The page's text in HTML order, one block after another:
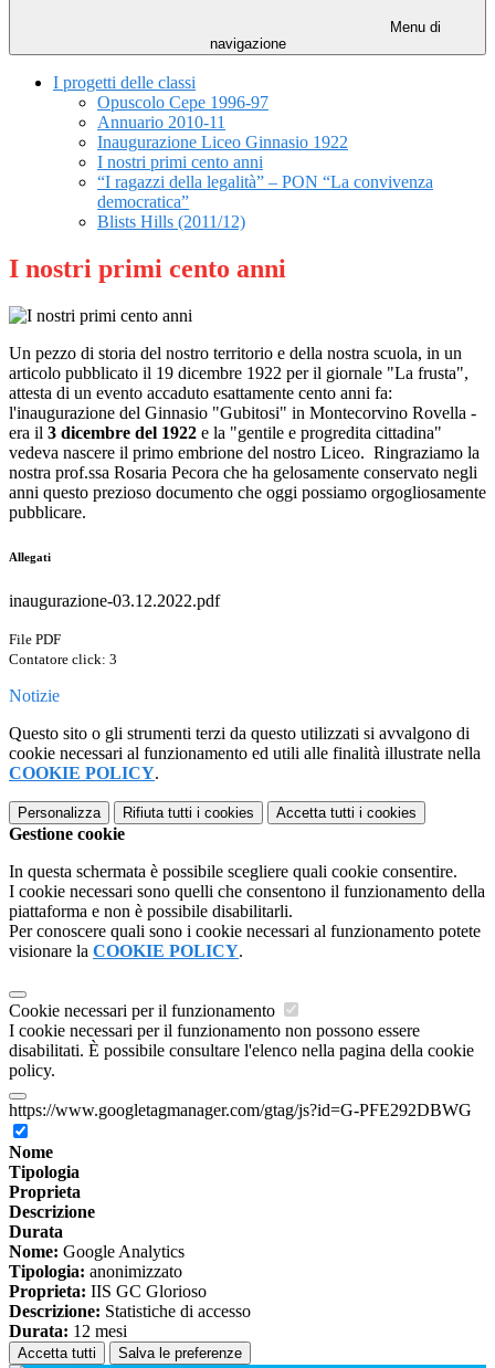
Menu di
navigazione
I progetti delle classi
Opuscolo Cepe 1996-97
Annuario 2010-11
Inaugurazione Liceo Ginnasio 1922
I nostri primi cento anni
“I ragazzi della legalità” – PON “La convivenza
democratica”
Blists Hills (2011/12)
I nostri primi cento anni
Un pezzo di storia del nostro territorio e della nostra scuola, in un
articolo pubblicato il 19 dicembre 1922 per il giornale "La frusta",
attesta di un evento accaduto esattamente cento anni fa:
l'inaugurazione del Ginnasio "Gubitosi" in Montecorvino Rovella -
era il 3 dicembre del 1922 e la "gentile e progredita cittadina"
vedeva nascere il primo embrione del nostro Liceo. Ringraziamo la
nostra prof.ssa Rosaria Pecora che ha gelosamente conservato negli
anni questo prezioso documento che oggi possiamo orgogliosamente
pubblicare.
Allegati
inaugurazione-03.12.2022.pdf
File PDF
Contatore click: 3
Notizie
Questo sito o gli strumenti terzi da questo utilizzati si avvalgono di
cookie necessari al funzionamento ed utili alle finalità illustrate nella
COOKIE POLICY.
Personalizza Rifiuta tutti i cookies Accetta tutti i cookies
Gestione cookie
In questa schermata è possibile scegliere quali cookie consentire.
I cookie necessari sono quelli che consentono il funzionamento della
piattaforma e non è possibile disabilitarli.
Per conoscere quali sono i cookie necessari al funzionamento potete
visionare la COOKIE POLICY.
Cookie necessari per il funzionamento
I cookie necessari per il funzionamento non possono essere
disabilitati. È possibile consultare l'elenco nella pagina della cookie
policy.
https://www.googletagmanager.com/gtag/js?id=G-PFE292DBWG
Nome
Tipologia
Proprieta
Descrizione
Durata
Nome: Google Analytics
Tipologia: anonimizzato
Proprieta: IIS GC Glorioso
Descrizione: Statistiche di accesso
Durata: 12 mesi
Accetta tutti Salva le preferenze